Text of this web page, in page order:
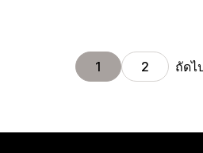
1 2 ถัดไ